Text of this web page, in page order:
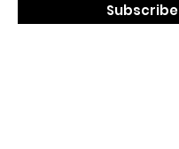
Subscribe